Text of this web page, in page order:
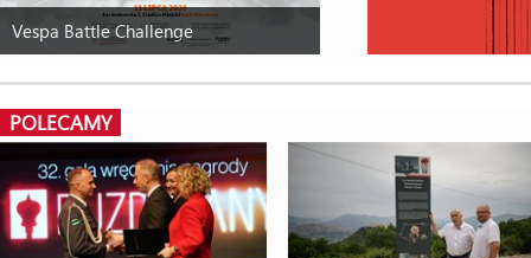
Vespa Battle Challenge
POLECAMY